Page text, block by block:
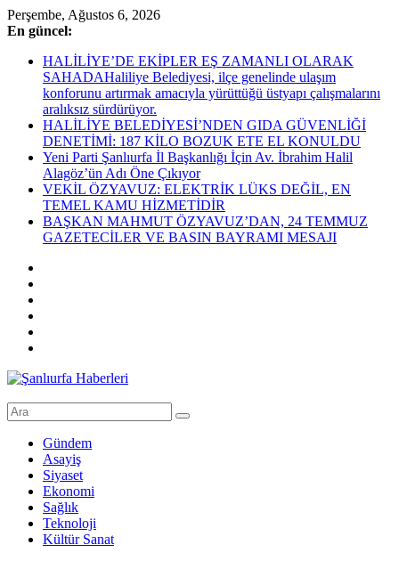
Skip
to
Perşembe, Ağustos 6, 2026
En güncel:
HALİLİYE’DE EKİPLER EŞ ZAMANLI OLARAK
SAHADAHaliliye Belediyesi, ilçe genelinde ulaşım
konforunu artırmak amacıyla yürüttüğü üstyapı çalışmalarını
aralıksız sürdürüyor.
HALİLİYE BELEDİYESİ’NDEN GIDA GÜVENLİĞİ
DENETİMİ: 187 KİLO BOZUK ETE EL KONULDU
Yeni Parti Şanlıurfa İl Başkanlığı İçin Av. İbrahim Halil
Alagöz’ün Adı Öne Çıkıyor
VEKİL ÖZYAVUZ: ELEKTRİK LÜKS DEĞİL, EN
TEMEL KAMU HİZMETİDİR
BAŞKAN MAHMUT ÖZYAVUZ’DAN, 24 TEMMUZ
GAZETECİLER VE BASIN BAYRAMI MESAJI
Şanlıurfa
Dakika
Şanlıurfa
Haberleri
Gündem
Asayiş
Siyaset
Ekonomi
Sağlık
Teknoloji
Kültür Sanat